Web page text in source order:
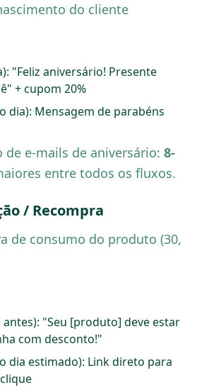
do cliente
"Feliz aniversário! Presente
+ cupom 20%
dia): Mensagem de parabéns
de e-mails de aniversário: 8-
entre todos os fluxos.
/ Recompra
de consumo do produto (30,
antes): "Seu [produto] deve estar
com desconto!"
dia estimado): Link direto para